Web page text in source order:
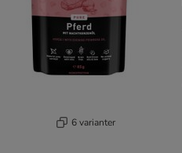
6 varianter